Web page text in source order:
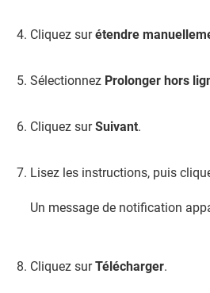
Cliquez surétendre
Sélectionnez Prolonger hors
Cliquez surSuivant.
Lisez les instructions, puis
Un message de notification
Cliquez surTélécharger.